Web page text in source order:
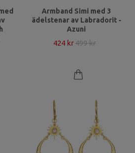
Armband Simi med 3
ädelstenar av Labradorit -
Azuni
424 kr499 kr